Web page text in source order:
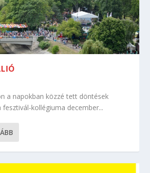
a napokban közzé tett döntések
fesztivál-kollégiuma december...